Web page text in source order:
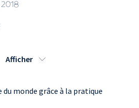
2018
2018
Afficher
du monde grâce à la pratique